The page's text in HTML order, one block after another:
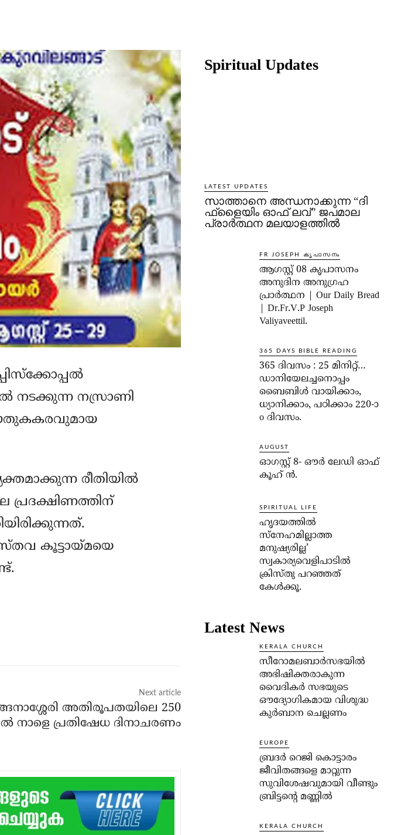
നടക്കുന്ന നസ്രാണി
രീതിയില്‍
പ്രദക്ഷിണത്തിന്
കൂട്ടായ്മയെ
Next article
അതിരൂപതയിലെ 250
നാളെ പ്രതിഷേധ ദിനാചരണം
Spiritual Updates
LATEST UPDATES
സാത്താനെ അന്ധനാക്കുന്ന “ദി
ഫ്‌ളൈയിം ഓഫ് ലവ്” ജപമാല
പ്രാർത്ഥന മലയാളത്തിൽ
FR JOSEPH കൃപാസനം
ആഗസ്റ്റ് 08 കൃപാസനം
അനുദിന അനുഗ്രഹ
പ്രാർത്ഥന | Our Daily Bread
| Dr.Fr.V.P Joseph
Valiyaveettil.
365 DAYS BIBLE READING
365 ദിവസം : 25 മിനിറ്റ്…
ഡാനിയേലച്ചനൊപ്പം
ബൈബിൾ വായിക്കാം,
ധ്യാനിക്കാം, പഠിക്കാം 220-ാ
o ദിവസം.
AUGUST
ഓഗസ്റ്റ് 8- ഔര്‍ ലേഡി ഓഫ്
കൂഹ് ന്‍.
SPIRITUAL LIFE
ഹൃദയത്തില്‍
സ്‌നേഹമില്ലാത്ത
മനുഷ്യരില്ല’
സ്വകാര്യവെളിപാടില്‍
ക്രിസ്തു പറഞ്ഞത്
കേള്‍ക്കൂ.
Latest News
KERALA CHURCH
സീറോമലബാർസഭയിൽ
അഭിഷിക്തരാകുന്ന
വൈദികർ സഭയുടെ
ഔദ്യോഗികമായ വിശുദ്ധ
കുർബാന ചെല്ലണം
EUROPE
ബ്രദർ റെജി കൊട്ടാരം
ജീവിതങ്ങളെ മാറ്റുന്ന
സുവിശേഷവുമായി വീണ്ടും
ബ്രിട്ടന്റെ മണ്ണിൽ
KERALA CHURCH